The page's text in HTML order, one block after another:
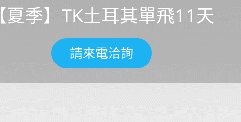
【夏季】TK土耳其單飛11天
請來電洽詢